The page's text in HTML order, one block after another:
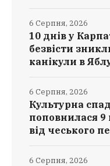
10 днів у
безвісти
канікули в
6 Серпня, 2026
Культурна
поповнилася
від чеського
6 Серпня, 2026
6 Серпня, 2026